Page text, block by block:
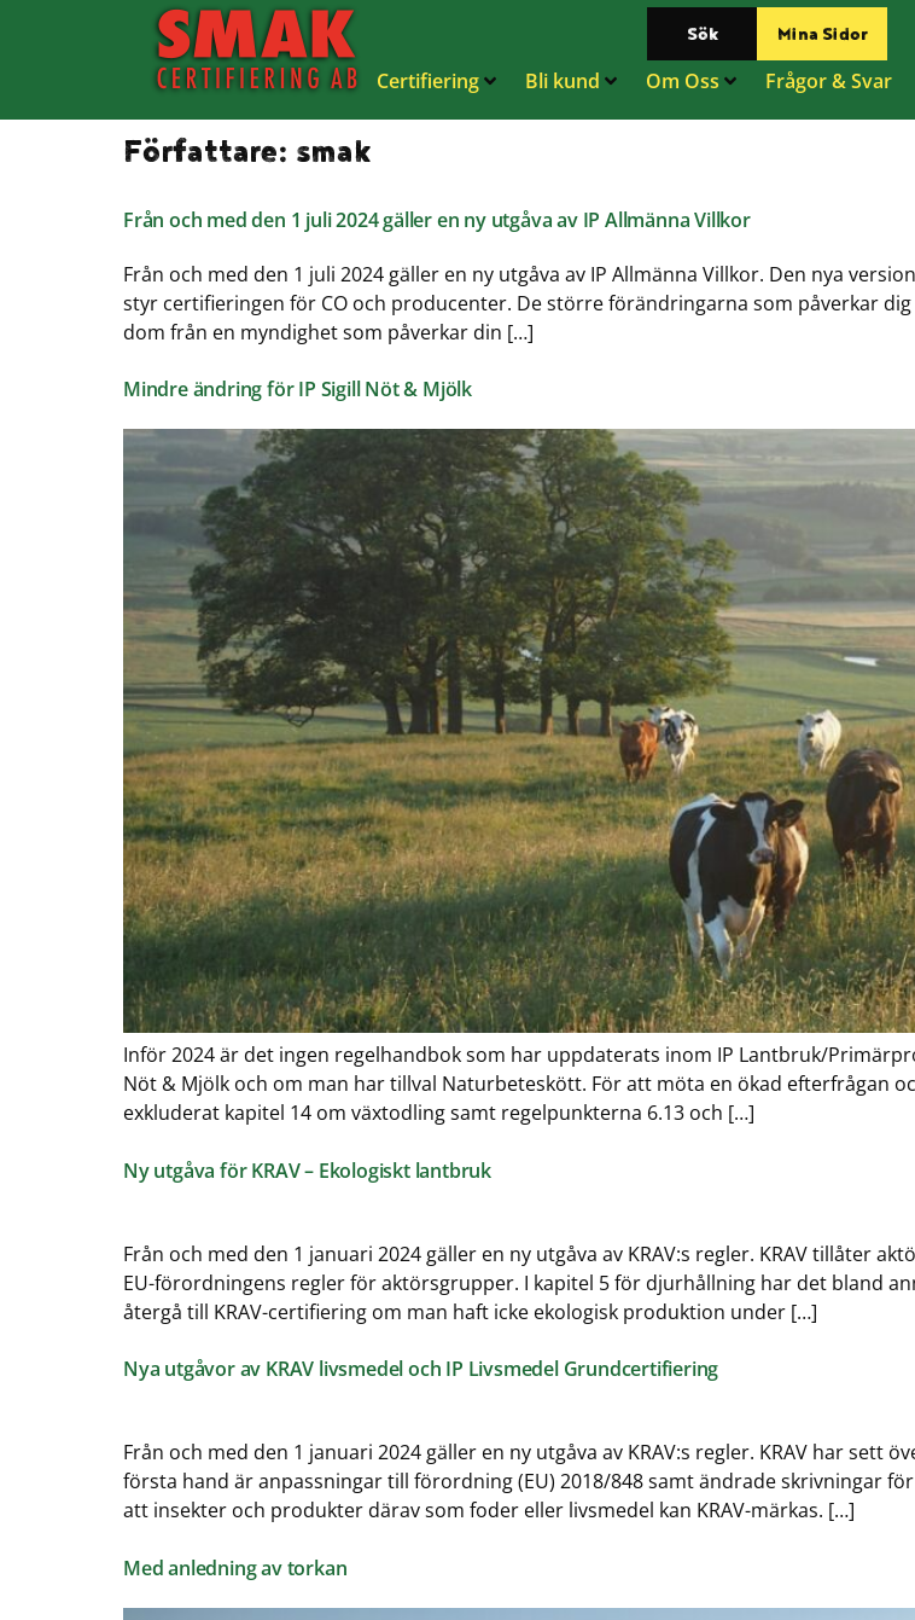
Sök Mina Sidor
Certifiering Bli kund Om Oss Frågor & Svar
Författare: smak
Från och med den 1 juli 2024 gäller en ny utgåva av IP Allmänna Villkor
Från och med den 1 juli 2024 gäller en ny utgåva av IP Allmänna Villkor. Den nya
styr certifieringen för CO och producenter. De större förändringarna som påverkar
dom från en myndighet som påverkar din […]
Mindre ändring för IP Sigill Nöt & Mjölk
Inför 2024 är det ingen regelhandbok som har uppdaterats inom IP Lantbruk/
Nöt & Mjölk och om man har tillval Naturbeteskött. För att möta en ökad efterfrågan
exkluderat kapitel 14 om växtodling samt regelpunkterna 6.13 och […]
Ny utgåva för KRAV – Ekologiskt lantbruk
Från och med den 1 januari 2024 gäller en ny utgåva av KRAV:s regler. KRAV tillåter
EU-förordningens regler för aktörsgrupper. I kapitel 5 för djurhållning har det bland
återgå till KRAV-certifiering om man haft icke ekologisk produktion under […]
Nya utgåvor av KRAV livsmedel och IP Livsmedel Grundcertifiering
Från och med den 1 januari 2024 gäller en ny utgåva av KRAV:s regler. KRAV har
första hand är anpassningar till förordning (EU) 2018/848 samt ändrade skrivningar
att insekter och produkter därav som foder eller livsmedel kan KRAV-märkas. […]
Med anledning av torkan